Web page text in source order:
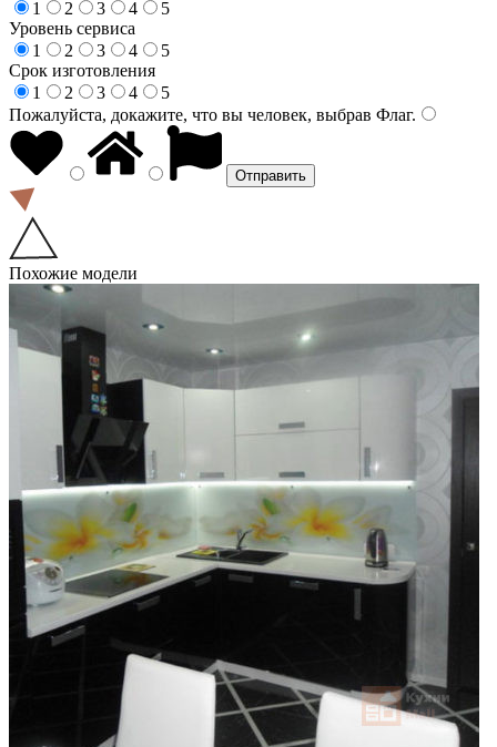
1
2 3 4
5
Уровень сервиса
1
2 3 4
5
Срок изготовления
1
2 3 4
5
Пожалуйста, докажите, что вы человек, выбрав Флаг.
Похожие модели